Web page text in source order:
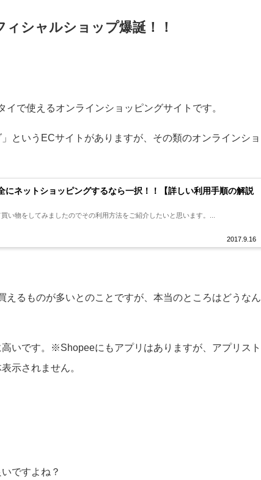
シャルショップ爆誕！！
で使えるオンラインショッピングサイトです。
というECサイトがありますが、その類のオンラインショ
にネットショッピングするなら一択！！【詳しい利用手順の解説
2017.9.16
い物をしてみましたのでその利用方法をご紹介したいと思います。...
るものが多いとのことですが、本当のところはどうなん
いです。※Shopeeにもアプリはありますが、アプリスト
示されません。
ですよね？